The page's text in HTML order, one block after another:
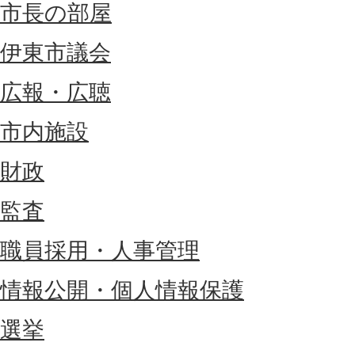
市長の部屋
伊東市議会
広報・広聴
市内施設
財政
監査
職員採用・人事管理
情報公開・個人情報保護
選挙